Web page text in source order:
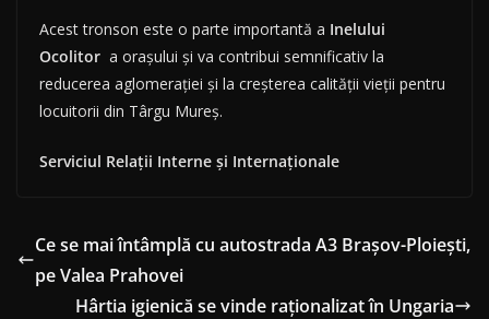
Acest tronson este o parte importantă a Inelului
Ocolitor a orașului și va contribui semnificativ la
reducerea aglomerației și la creșterea calității vieții pentru
locuitorii din Târgu Mureș.
Serviciul Relații Interne și Internaționale
Ce se mai întâmplă cu autostrada A3 Brașov-Ploiești,
pe Valea Prahovei
Hârtia igienică se vinde raționalizat în Ungaria